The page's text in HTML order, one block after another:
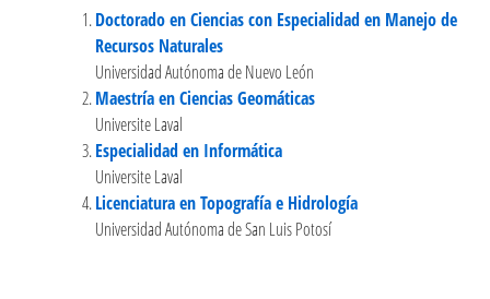
Doctorado en Ciencias con Especialidad en Manejo de
Recursos Naturales
Universidad Autónoma de Nuevo León
Maestría en Ciencias Geomáticas
Universite Laval
Especialidad en Informática
Universite Laval
Licenciatura en Topografía e Hidrología
Universidad Autónoma de San Luis Potosí